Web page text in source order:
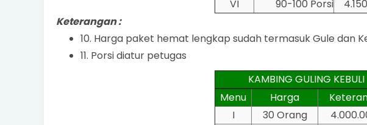
VI 90-100 Porsi
Keterangan :
10. Harga paket hemat lengkap sudah termasuk Gule dan
11. Porsi diatur petugas
KAMBING GULING KEBULI
Menu
Harga
I
30 Orang